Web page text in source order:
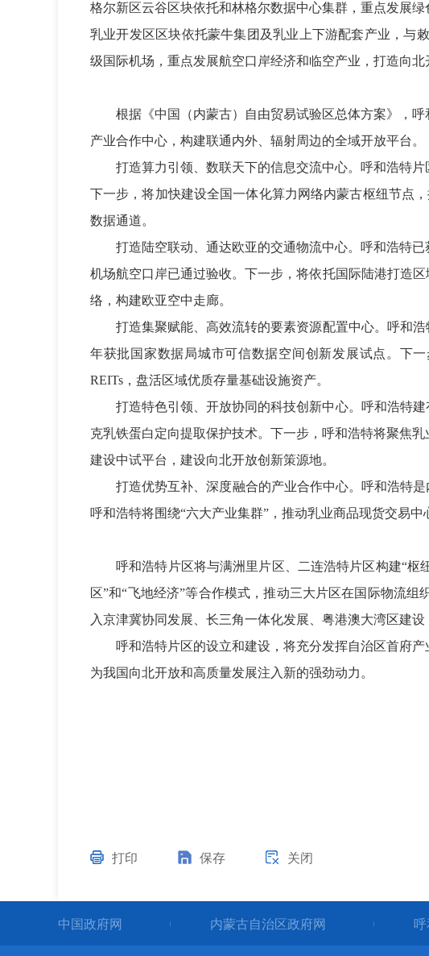
格尔新区云谷区块依托和林格尔数据中心集群，重点发展
乳业开发区区块依托蒙牛集团及乳业上下游配套产业，与
级国际机场，重点发展航空口岸经济和临空产业，打造向北
根据《中国（内蒙古）自由贸易试验区总体方案》，
产业合作中心，构建联通内外、辐射周边的全域开放平台。
打造算力引领、数联天下的信息交流中心。呼和浩特
下一步，将加快建设全国一体化算力网络内蒙古枢纽节点
数据通道。
打造陆空联动、通达欧亚的交通物流中心。呼和浩特
机场航空口岸已通过验收。下一步，将依托国际陆港打造
络，构建欧亚空中走廊。
打造集聚赋能、高效流转的要素资源配置中心。呼和
年获批国家数据局城市可信数据空间创新发展试点。下
REITs，盘活区域优质存量基础设施资产。
打造特色引领、开放协同的科技创新中心。呼和浩特
克乳铁蛋白定向提取保护技术。下一步，呼和浩特将聚焦
建设中试平台，建设向北开放创新策源地。
打造优势互补、深度融合的产业合作中心。呼和浩特
呼和浩特将围绕“六大产业集群”，推动乳业商品现货交易
呼和浩特片区将与满洲里片区、二连浩特片区构建“
区”和“飞地经济”等合作模式，推动三大片区在国际物流
入京津冀协同发展、长三角一体化发展、粤港澳大湾区建
呼和浩特片区的设立和建设，将充分发挥自治区首府
为我国向北开放和高质量发展注入新的强劲动力。
打印
保存 关闭
中国政府网 内蒙古自治区政府网